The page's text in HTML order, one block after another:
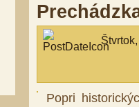
Popri